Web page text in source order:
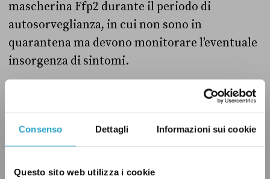
Consenso Dettagli Informazioni sui cookie
Questo sito web utilizza i cookie
mascherina Ffp2 durante il periodo di
autosorveglianza, in cui non sono in
quarantena ma devono monitorare l’eventuale
insorgenza di sintomi.
aveva invece
introdottol’obbligo delle mascherine Ffp2 per
accedere ai mezzi di trasporto pubblico, locale
e a lunga percorrenza. L’obbligo di indossare le
mascherine Ffp2 è stato introdotto anche per